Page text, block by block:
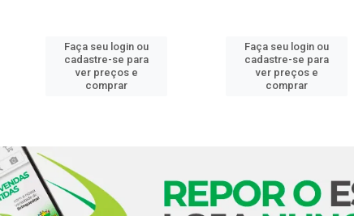
Faça seu login ou
cadastre-se para
ver preços e
comprar
Faça seu login ou
cadastre-se para
ver preços e
comprar